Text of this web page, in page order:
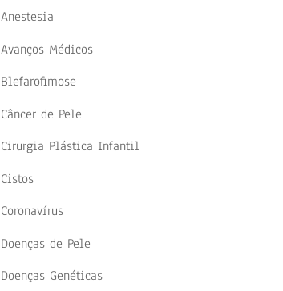
Anestesia
Avanços Médicos
Blefarofimose
Câncer de Pele
Cirurgia Plástica Infantil
Cistos
Coronavírus
Doenças de Pele
Doenças Genéticas